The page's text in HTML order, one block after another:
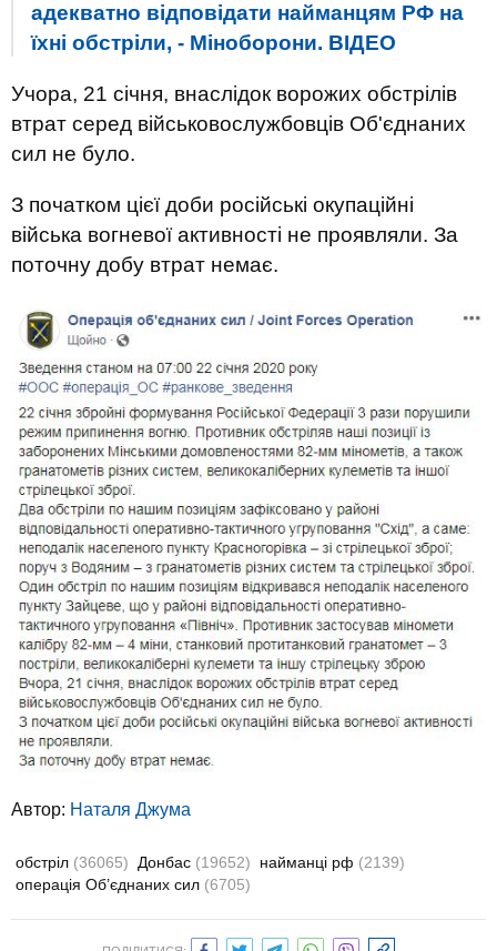
адекватно відповідати найманцям РФ на
їхні обстріли, - Міноборони. ВIДЕО
Учора, 21 січня, внаслідок ворожих обстрілів
втрат серед військовослужбовців Об'єднаних
сил не було.
З початком цієї доби російські окупаційні
війська вогневої активності не проявляли. За
поточну добу втрат немає.
Автор: Наталя Джума
обстріл (36065) Донбас (19652) найманці рф (2139)
операція Об’єднаних сил (6705)